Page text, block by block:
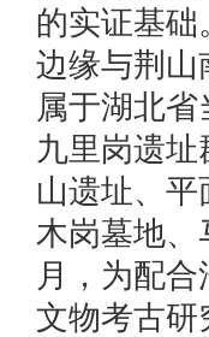
的实证基
边缘与荆山
属于湖北
九里岗遗
山遗址、
木岗墓地
月，为配
文物考古研